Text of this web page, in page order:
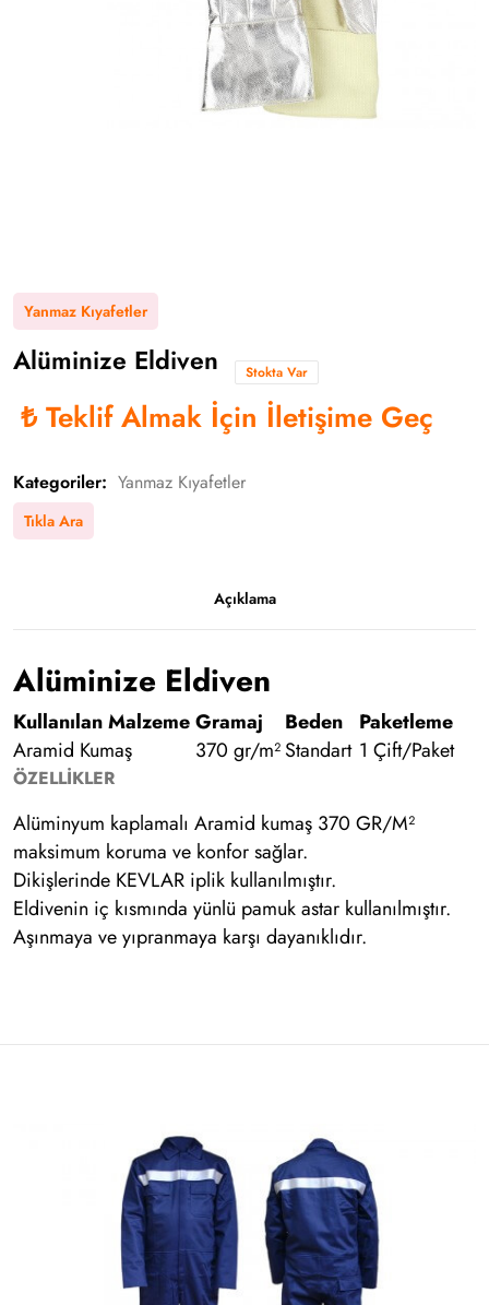
Yanmaz Kıyafetler
Alüminize Eldiven Stokta Var
₺Teklif Almak İçin İletişime Geç
Kategoriler: Yanmaz Kıyafetler
Tıkla Ara
Açıklama
Alüminize Eldiven
Kullanılan MalzemeGramaj Beden Paketleme
Aramid Kumaş
370 gr/m²Standart 1 Çift/Paket
ÖZELLİKLER
Alüminyum kaplamalı Aramid kumaş 370 GR/M²
maksimum koruma ve konfor sağlar.
Dikişlerinde KEVLAR iplik kullanılmıştır.
Eldivenin iç kısmında yünlü pamuk astar kullanılmıştır.
Aşınmaya ve yıpranmaya karşı dayanıklıdır.